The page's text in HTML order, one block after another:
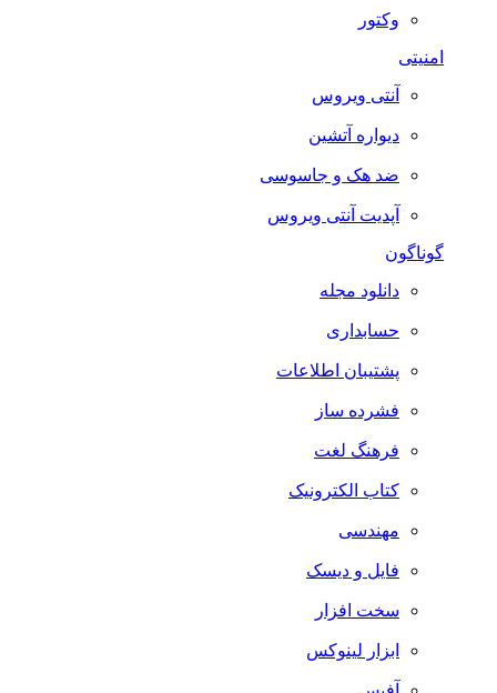
وکتور
امنیتی
آنتی ویروس
دیواره آتشین
ضد هک و جاسوسی
آپدیت آنتی ویروس
گوناگون
دانلود مجله
حسابداری
پشتیبان اطلاعات
فشرده ساز
فرهنگ لغت
کتاب الکترونیک
مهندسی
فایل و دیسک
سخت افزار
ابزار لینوکس